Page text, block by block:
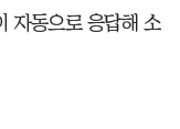
자동으로 응답해 소